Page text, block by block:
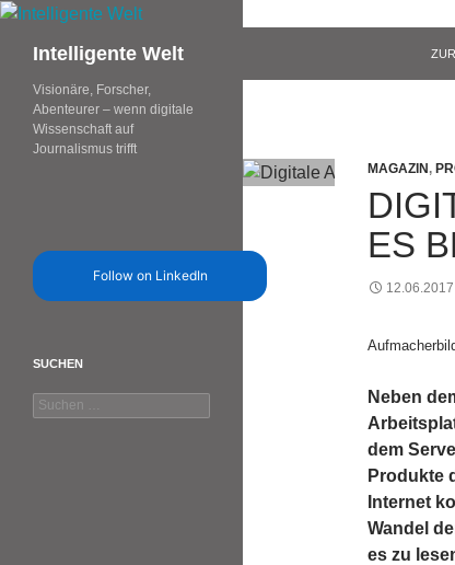
Zum
springenIntelligente Welt
MAGAZIN,
ES
12.06.2017
Neben
dem
Produkte
Internet
Wandel
es zu
Visionäre, Forscher,
Abenteurer – wenn digitale
Wissenschaft auf
Journalismus trifft
Follow on LinkedIn
SUCHEN
Suchen
nach: